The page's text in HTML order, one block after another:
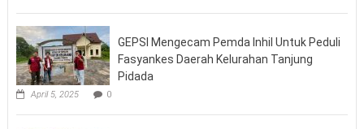
GEPSI Mengecam Pemda Inhil Untuk Peduli
Fasyankes Daerah Kelurahan Tanjung
Pidada
April 5, 2025 0